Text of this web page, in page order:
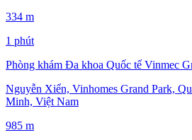
334 m
1 phút
Phòng khám Đa khoa Quốc tế Vinmec
Nguyễn Xiển, Vinhomes Grand Park,
Minh, Việt Nam
985 m